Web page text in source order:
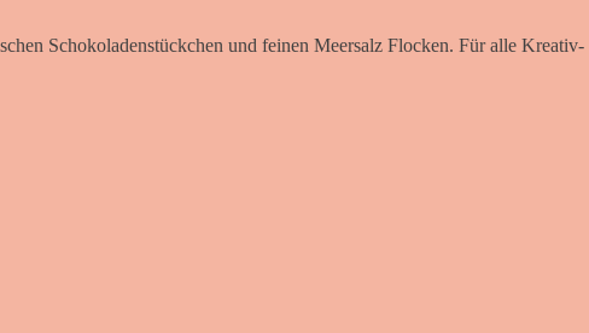
Schokoladenstückchen und feinen Meersalz Flocken. Für alle Kreativ-